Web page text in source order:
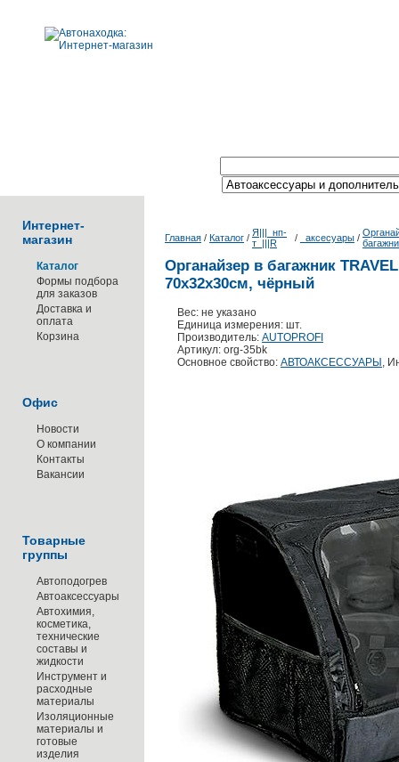
Интернет-
магазин
Каталог
Формы подбора
для заказов
Доставка и
оплата
Корзина
Офис
Новости
О компании
Контакты
Вакансии
Товарные
группы
Автоподогрев
Автоаксессуары
Автохимия,
косметика,
технические
составы и
жидкости
Инструмент и
расходные
материалы
Изоляционные
материалы и
готовые
изделия
Главная / Каталог / Я|||_нп-
т_|||R
/ _аксесуары /
Органайзер в багажник
70х32х30см, чёрный
Вес: не указано
Единица измерения: шт.
Производитель: AUTOPROFI
Артикул: org-35bk
Основное свойство: АВТОАКСЕССУАРЫ ,